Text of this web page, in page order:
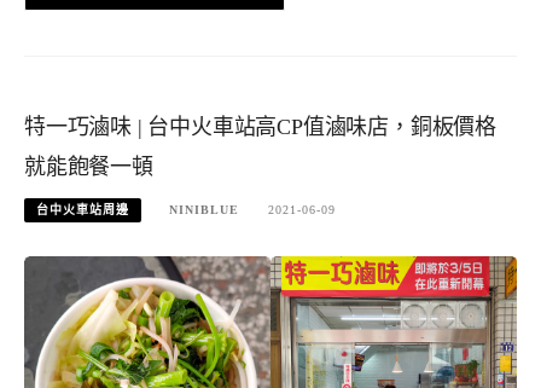
特一巧滷味 | 台中火車站高CP值滷味店，銅板價格
就能飽餐一頓
台中火車站周邊 NINIBLUE 2021-06-09